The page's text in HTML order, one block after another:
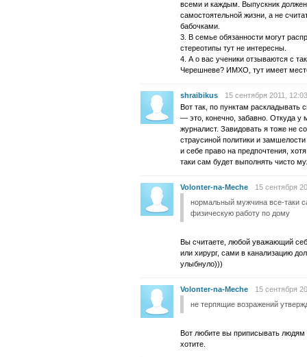
всеми и каждым. Выпускник
самостоятельной жизни, а не
бабочками.
3. В семье обязанности могут
стереотипы тут не интересны.
4. А о вас ученики отзываются с
Черешневе? ИМХО, тут имеет
shraibikus
15 сентября 2011, 12:03
Вот так, по пунктам раскладывать
— это, конечно, забавно. Откуда у
журналист. Завидовать я тоже не
страусиной политики и
и себе право на предпочтения,
таки сам будет выполнять чисто
Volonter-na-Meche
15 сентября
нормальный мужчина все-таки
физическую работу по дому
Вы считаете, любой уважающий
или хирург, сами в канализацию
улыбнуло)))
Volonter-na-Meche
15 сентября
не терпящие возражений
Вот любите вы приписывать людям
хотите.